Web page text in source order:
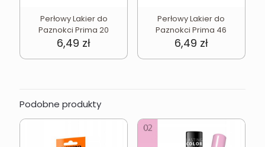
Perłowy Lakier do
Paznokci Prima 20
6,49 zł
Perłowy Lakier do
Paznokci Prima 46
6,49 zł
Podobne produkty